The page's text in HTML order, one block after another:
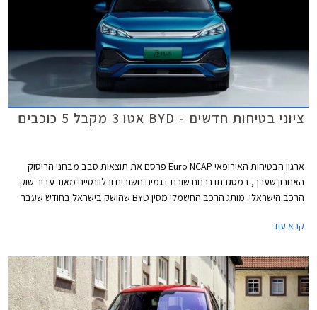
ציוני בטיחות חדשים - BYD אטו 3 מקבל 5 כוכבים
ארגון הבטיחות האירופאי Euro NCAP פרסם את תוצאות סבב מבחני הריסוק
האחרון שערך, במסגרתו נבחנו שורת דגמים חשובים ורלוונטיים מאוד עבור שוק
הרכב הישראלי. מותג הרכב החשמלי מסין BYD שהושק בישראל בחודש שעבר
קרא עוד